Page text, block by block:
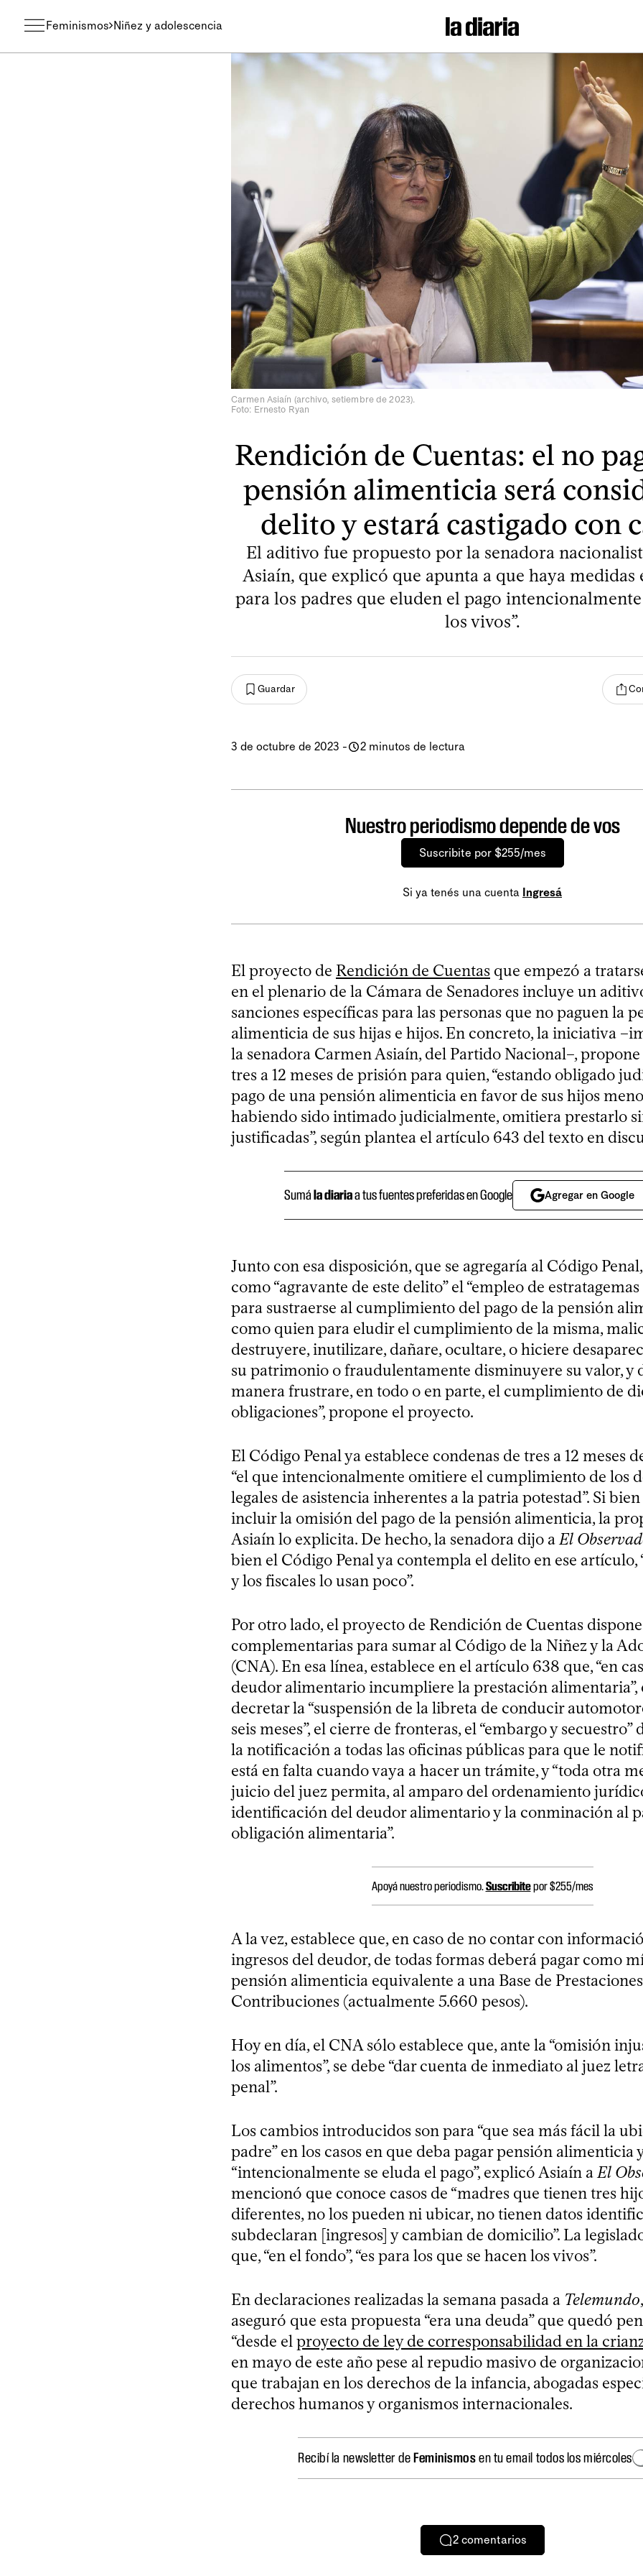
Feminismos Niñez y adolescencia
Carmen Asiaín (archivo, setiembre de 2023).
Foto: Ernesto Ryan
Rendición de Cuentas: el no
pensión alimenticia será
delito y estará castigado con
El aditivo fue propuesto por la senadora
Asiaín, que explicó que apunta a que haya medidas
para los padres que eluden el pago intencionalmente
los vivos”.
Guardar
3 de octubre de 2023 - 2 minutos de lectura
Nuestro periodismo depende de vos
Suscribite por $255/mes
Si ya tenés una cuenta Ingresá
El proyecto de Rendición de Cuentas que empezó a
en el plenario de la Cámara de Senadores incluye un
sanciones específicas para las personas que no paguen la
alimenticia de sus hijas e hijos. En concreto, la iniciativa
la senadora Carmen Asiaín, del Partido Nacional–,
tres a 12 meses de prisión para quien, “estando obligado
pago de una pensión alimenticia en favor de sus hijos
habiendo sido intimado judicialmente, omitiera prestarlo
justificadas”, según plantea el artículo 643 del texto en
Sumála diariaa tus fuentes preferidas en Google Agregar en Google
Junto con esa disposición, que se agregaría al Código
como “agravante de este delito” el “empleo de
para sustraerse al cumplimiento del pago de la pensión
como quien para eludir el cumplimiento de la misma,
destruyere, inutilizare, dañare, ocultare, o hiciere
su patrimonio o fraudulentamente disminuyere su valor, y
manera frustrare, en todo o en parte, el cumplimiento de
obligaciones”, propone el proyecto.
El Código Penal ya establece condenas de tres a 12 meses
“el que intencionalmente omitiere el cumplimiento de los
legales de asistencia inherentes a la patria potestad”. Si
incluir la omisión del pago de la pensión alimenticia, la
Asiaín lo explicita. De hecho, la senadora dijo aEl
bien el Código Penal ya contempla el delito en ese artículo,
y los fiscales lo usan poco”.
Por otro lado, el proyecto de Rendición de Cuentas
complementarias para sumar al Código de la Niñez y la
(CNA). En esa línea, establece en el artículo 638 que, “en
deudor alimentario incumpliere la prestación alimentaria”,
decretar la “suspensión de la libreta de conducir
seis meses”, el cierre de fronteras, el “embargo y secuestro”
la notificación a todas las oficinas públicas para que le
está en falta cuando vaya a hacer un trámite, y “toda otra
juicio del juez permita, al amparo del ordenamiento
identificación del deudor alimentario y la conminación al
obligación alimentaria”.
Apoyá nuestro periodismo.Suscribitepor $255/mes
A la vez, establece que, en caso de no contar con
ingresos del deudor, de todas formas deberá pagar como
pensión alimenticia equivalente a una Base de
Contribuciones (actualmente 5.660 pesos).
Hoy en día, el CNA sólo establece que, ante la “omisión
los alimentos”, se debe “dar cuenta de inmediato al juez
penal”.
Los cambios introducidos son para “que sea más fácil la
padre” en los casos en que deba pagar pensión alimenticia
“intencionalmente se eluda el pago”, explicó Asiaín aEl
mencionó que conoce casos de “madres que tienen tres
diferentes, no los pueden ni ubicar, no tienen datos
subdeclaran [ingresos] y cambian de domicilio”. La
que, “en el fondo”, “es para los que se hacen los vivos”.
En declaraciones realizadas la semana pasada a Telemundo
aseguró que esta propuesta “era una deuda” que quedó
“desde elproyecto de ley de corresponsabilidad en la
en mayo de este año pese al repudio masivo de
que trabajan en los derechos de la infancia, abogadas
derechos humanos y organismos internacionales.
Recibí la newsletter deFeminismosen tu email todos los miércoles
2 comentarios